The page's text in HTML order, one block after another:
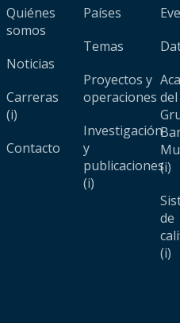
Quiénes
somos
Noticias
Carreras
(i)
Contacto
Países
Temas
Proyectos y
operaciones
Investigación
y
publicaciones
(i)
del
(i)
de
(i)